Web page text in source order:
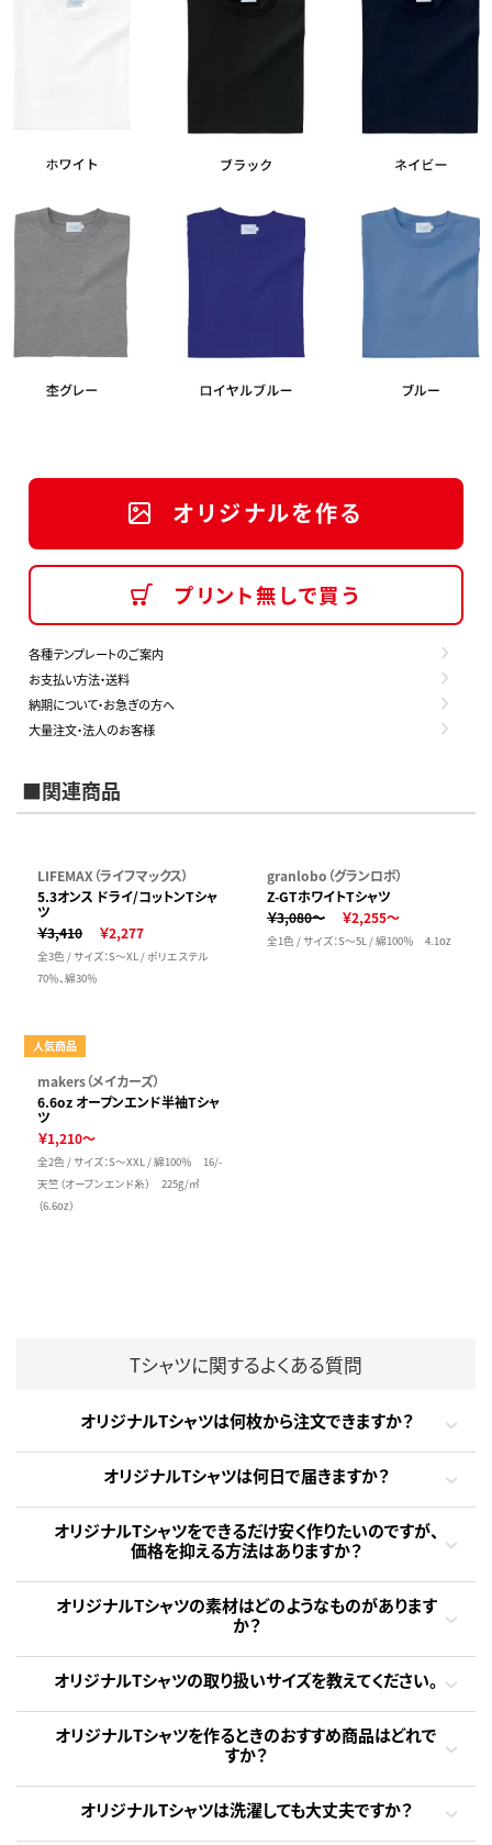
オリジナルを作る
プリント無しで買う
各種テンプレートのご案内
お支払い方法・送料
納期について・お急ぎの方へ
大量注文・法人のお客様
■関連商品
LIFEMAX（ライフマックス）
5.3オンス ドライ/コットンTシャ
ツ
￥3,410
￥2,277
全3色 / サイズ：S～XL / ポリエステル
70％、綿30％
granlobo（グランロボ）
Z-GTホワイトTシャツ
￥3,080～
￥2,255～
全1色 / サイズ：S～5L / 綿100％ 4.1oz
人気商品
makers（メイカーズ）
6.6oz オープンエンド半袖Tシャ
ツ
￥1,210～
全2色 / サイズ：S～XXL / 綿100％ 16/-
天竺（オープンエンド糸） 225g/㎡
（6.6oz）
Tシャツに関するよくある質問
オリジナルTシャツは何枚から注文できますか？
オリジナルTシャツは何日で届きますか？
オリジナルTシャツをできるだけ安く作りたいのですが、
価格を抑える方法はありますか？
オリジナルTシャツの素材はどのようなものがあります
か？
オリジナルTシャツの取り扱いサイズを教えてください。
オリジナルTシャツを作るときのおすすめ商品はどれで
すか？
オリジナルTシャツは洗濯しても大丈夫ですか？